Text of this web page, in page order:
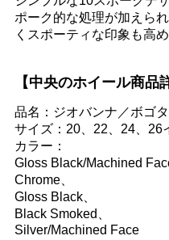
ポーク的な処理が加えら
くスポーティな印象も高
【中央のホイール商品
品名：ジオバンナ／ボゴタ
サイズ：20、22、24、26
カラー：
Gloss Black/Machined
Chrome、
Gloss Black、
Black Smoked、
Silver/Machined Face